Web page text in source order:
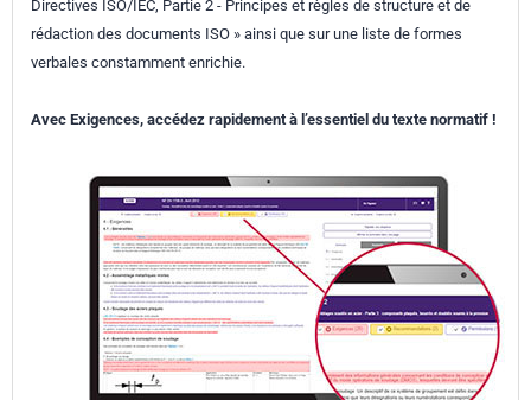
Directives ISO/IEC, Partie 2 - Principes et règles de structure et de
rédaction des documents ISO » ainsi que sur une liste de formes
verbales constamment enrichie.
Avec Exigences, accédez rapidement à l’essentiel du texte normatif !